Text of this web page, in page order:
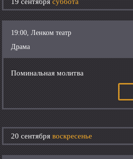
19:00, Ленком театр
Драма
Поминальная молитва
20 сентябрявоскресенье